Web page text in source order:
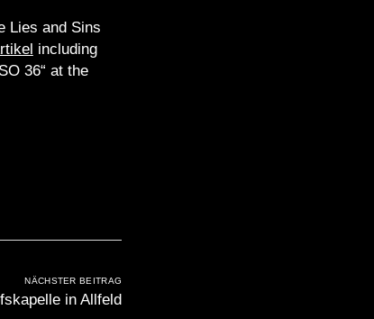
Lies and Sins
including
36“ at the
NÄCHSTER BEITRAG
in Allfeld